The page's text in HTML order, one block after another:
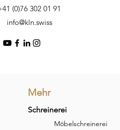
(0)76 302 01 91
info@kln.swiss
Mehr
Schreinerei
Möbelschreinerei